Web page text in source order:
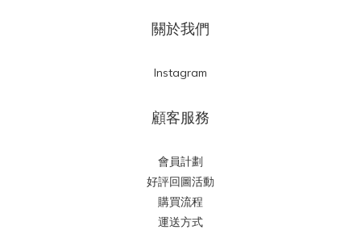
關於我們
Instagram
顧客服務
會員計劃
好評回圖活動
購買流程
運送方式